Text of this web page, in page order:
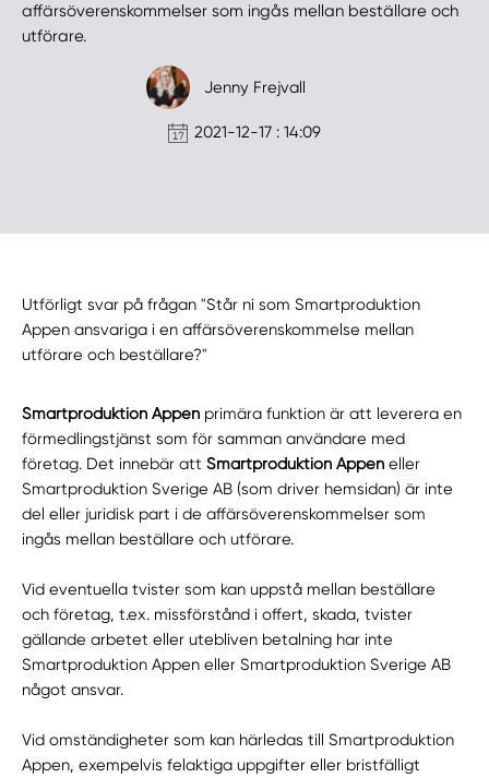
affärsöverenskommelser som ingås mellan beställare och
utförare.
Jenny Frejvall
2021-12-17 : 14:09
Utförligt svar på frågan "Står ni som Smartproduktion
Appen ansvariga i en affärsöverenskommelse mellan
utförare och beställare?"
Smartproduktion Appen primära funktion är att leverera en
förmedlingstjänst som för samman användare med
företag. Det innebär attSmartproduktion Appen eller
Smartproduktion Sverige AB (som driver hemsidan) är inte
del eller juridisk part i de affärsöverenskommelser som
ingås mellan beställare och utförare.
Vid eventuella tvister som kan uppstå mellan beställare
och företag, t.ex. missförstånd i offert, skada, tvister
gällande arbetet eller utebliven betalning har inte
Smartproduktion Appen eller Smartproduktion Sverige AB
något ansvar.
Vid omständigheter som kan härledas till Smartproduktion
Appen, exempelvis felaktiga uppgifter eller bristfälligt